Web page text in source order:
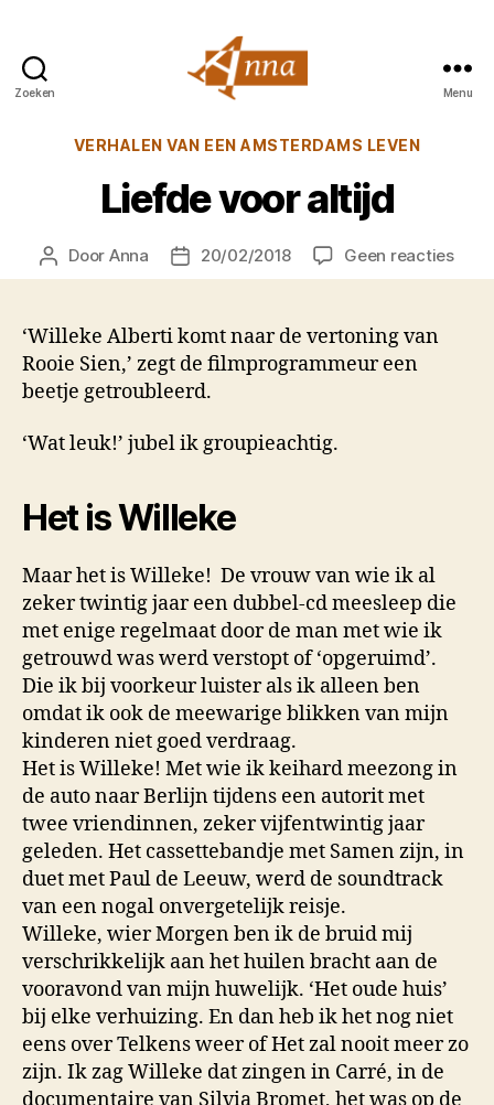
Zoeken
van
Menu
Categorieën
VERHALEN VAN EEN AMSTERDAMS LEVEN
Liefde voor altijd
Berichtauteur
Door Anna Berichtdatum
20/02/2018 Geen reactiesop
‘Willeke Alberti komt naar de vertoning van
Rooie Sien,’ zegt de filmprogrammeur een
beetje getroubleerd.
‘Wat leuk!’ jubel ik groupieachtig.
Het is Willeke
Maar het is Willeke! De vrouw van wie ik al
zeker twintig jaar een dubbel-cd meesleep die
met enige regelmaat door de man met wie ik
getrouwd was werd verstopt of ‘opgeruimd’.
Die ik bij voorkeur luister als ik alleen ben
omdat ik ook de meewarige blikken van mijn
kinderen niet goed verdraag.
Het is Willeke! Met wie ik keihard meezong in
de auto naar Berlijn tijdens een autorit met
twee vriendinnen, zeker vijfentwintig jaar
geleden. Het cassettebandje met Samen zijn, in
duet met Paul de Leeuw, werd de soundtrack
van een nogal onvergetelijk reisje.
Willeke, wier Morgen ben ik de bruid mij
verschrikkelijk aan het huilen bracht aan de
vooravond van mijn huwelijk. ‘Het oude huis’
bij elke verhuizing. En dan heb ik het nog niet
eens over Telkens weer of Het zal nooit meer zo
zijn. Ik zag Willeke dat zingen in Carré, in de